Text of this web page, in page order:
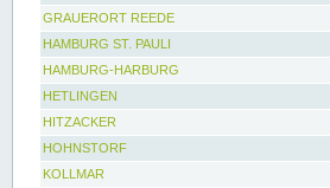
GRAUERORT REEDE
HAMBURG ST. PAULI
HAMBURG-HARBURG
HETLINGEN
HITZACKER
HOHNSTORF
KOLLMAR